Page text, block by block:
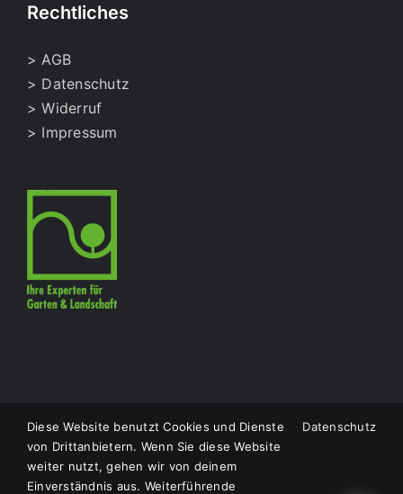
Rechtliches
> AGB
> Datenschutz
> Widerruf
> Impressum
© Copyright 2026 | LS Natursteine |
Datenschutzerklärung
| Designed by
Photography
Diese Website benutzt Cookies und Dienste
von Drittanbietern. Wenn Sie diese Website
weiter nutzt, gehen wir von deinem
Einverständnis aus. Weiterführende
Datenschutz